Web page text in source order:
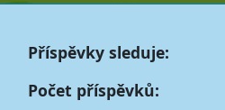
Příspěvky sleduje:
Počet příspěvků: